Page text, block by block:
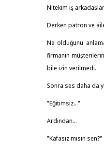
Nitekim iş
Derken patron ve
Ne olduğunu
firmanın
bile izin verilmedi.
Sonra ses daha da
"Eğitimsiz..."
Ardından...
"Kafasız mısın sen?"